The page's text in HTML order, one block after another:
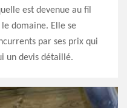
est devenue au fil
domaine. Elle se
par ses prix qui
un devis détaillé.